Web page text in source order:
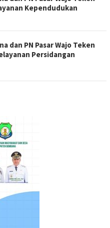
Kependudukan
dan PN Pasar Wajo Teken
Persidangan